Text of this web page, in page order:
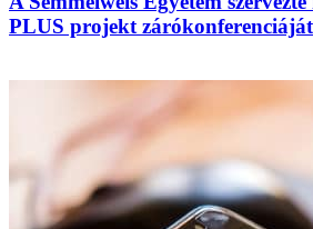
PLUS projekt zárókonferenciáját